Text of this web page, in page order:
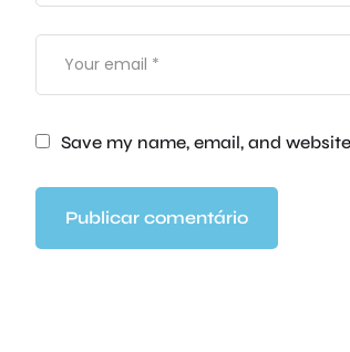
Save my name, email, and